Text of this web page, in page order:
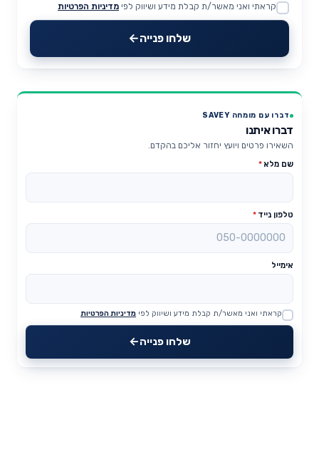
Website
קראתי ואני מאשר/ת קבלת מידע ושיווק לפי מדיניות הפרטיות
שלחו פנייה
דברו עם מומחה SAVEY
דברו איתנו
השאירו פרטים ויועץ יחזור אליכם בהקדם.
שם מלא*
טלפון נייד *
אימייל
Website
קראתי ואני מאשר/ת קבלת מידע ושיווק לפי מדיניות הפרטיות
שלחו פנייה